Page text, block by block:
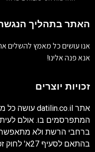
האתר בתהליך הנגשה
אנו עושים כל מאמץ להשלים
אנא פנה אלינו!
זכויות יוצרים
אתר datilin.co.il עושה כל
המתפרסמים בו. אולם
ברחבי הרשת ולא מתאפשרת
בהתאם